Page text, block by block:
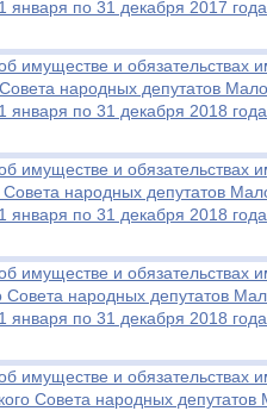
января по 31 декабря 2017 года
имуществе и обязательствах
Совета народных депутатов
января по 31 декабря 2018 года
имуществе и обязательствах
Совета народных депутатов
января по 31 декабря 2018 года
имуществе и обязательствах
Совета народных депутатов
января по 31 декабря 2018 года
имуществе и обязательствах
Совета народных